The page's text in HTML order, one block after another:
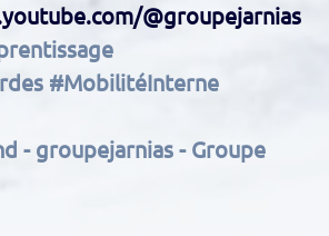
@groupejarnias
#MobilitéInterne
- groupejarnias - Groupe